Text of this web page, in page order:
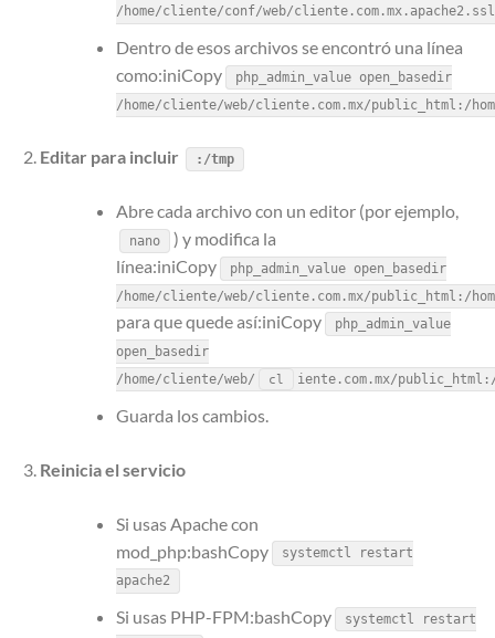
/home/cliente/conf/web/
Dentro de esos archivos se encontró una línea
como:iniCopy
php_admin_value open_basedir
/home/cliente/web/cliente.com.mx/public_html:/
Editar para incluir :/tmp
Abre cada archivo con un editor (por ejemplo,
nano
) y modifica la
línea:iniCopy
php_admin_value open_basedir
/home/cliente/web/cliente.com.mx/public_html:/
para que quede así:iniCopy
php_admin_value
open_basedir
/home/cliente/web/
cl iente.com.mx/
Guarda los cambios.
Reinicia el servicio
Si usas Apache con
mod_php:bashCopy
systemctl restart
apache2
Si usas PHP-FPM:bashCopy
systemctl restart